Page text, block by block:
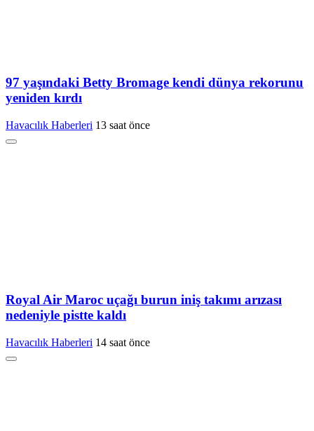
97 yaşındaki Betty Bromage kendi dünya rekorunu
yeniden kırdı
Havacılık Haberleri 13 saat önce
Royal Air Maroc uçağı burun iniş takımı arızası
nedeniyle pistte kaldı
Havacılık Haberleri 14 saat önce